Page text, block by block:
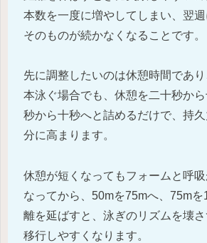
本数を一度に増やしてしまい、翌
そのものが続かなくなることです。
先に調整したいのは休憩時間であ
本泳ぐ場合でも、休憩を二十秒か
秒から十秒へと詰めるだけで、持
分に高まります。
休憩が短くなってもフォームと呼
なってから、50mを75mへ、75m
離を延ばすと、泳ぎのリズムを壊
移行しやすくなります。